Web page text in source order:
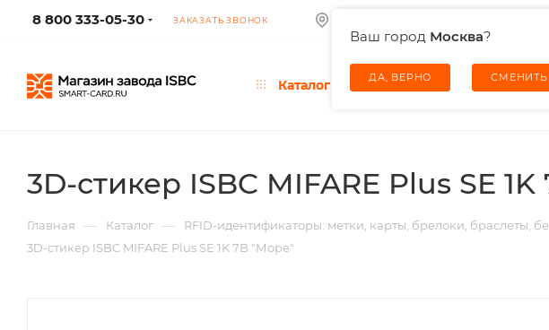
8 800 333-05-30 ЗАКАЗАТЬ ЗВОНОК
Ваш город Москва?
ДА, ВЕРНО СМЕНИТЬ
Каталог
3D-стикер ISBC MIFARE Plus SE
Главная — Каталог — RFID-идентификаторы: метки, карты, брелоки, браслеты,
3D-стикер ISBC MIFARE Plus SE 1K 7B "Море"